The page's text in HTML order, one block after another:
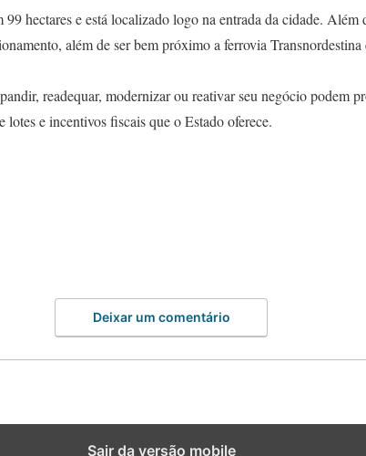
hectares e está localizado logo na entrada da cidade. Além
além de ser bem próximo a ferrovia
readequar, modernizar ou reativar seu negócio podem
e incentivos fiscais que o Estado oferece.
Deixar um comentário
Sair da versão mobile